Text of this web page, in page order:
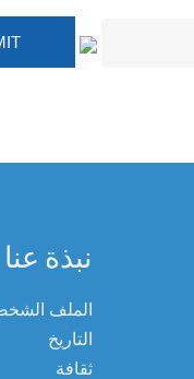
نبذة عنا
الملف
التاريخ
ثقافة